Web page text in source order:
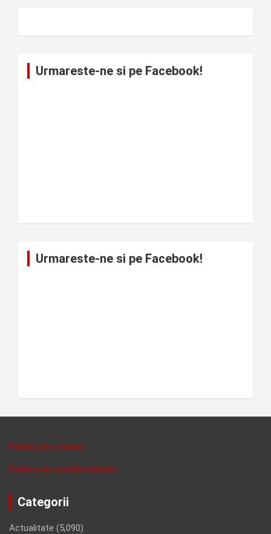
Urmareste-ne si pe Facebook!
Urmareste-ne si pe Facebook!
Politica de cookies
Politica de confidentalitate
Categorii
Actualitate (5,090)